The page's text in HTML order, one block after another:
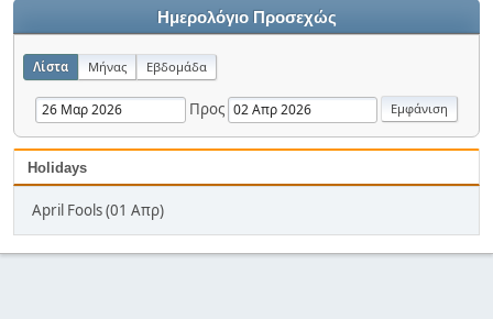
Ημερολόγιο Προσεχώς
Λίστα Μήνας Εβδομάδα
Προς
Holidays
April Fools (01 Απρ)